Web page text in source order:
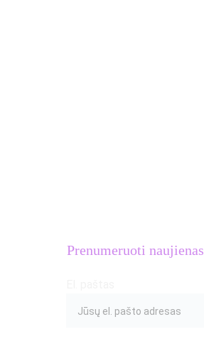
Prenumeruoti naujienas